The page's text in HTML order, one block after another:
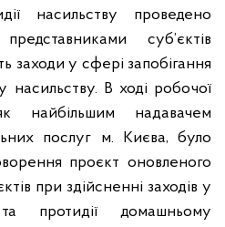
насильству проведено
суб’єктів
заходи у сфері запобігання
насильству. В ході робочої
найбільшим надавачем
послуг м. Києва, було
проєкт оновленого
при здійсненні заходів у
протидії домашньому